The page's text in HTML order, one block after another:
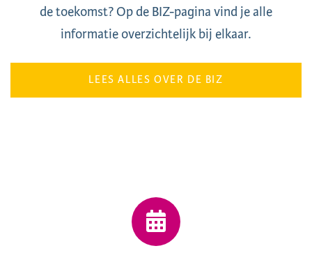
de toekomst? Op de BIZ-pagina vind je alle
informatie overzichtelijk bij elkaar.
LEES ALLES OVER DE BIZ